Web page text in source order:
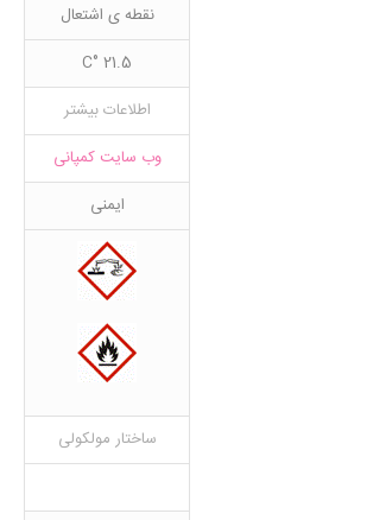
نقطه ی اشتعال
21.5 °C
اطلاعات بیشتر
وب سایت کمپانی
ایمنی
ساختار مولکولی